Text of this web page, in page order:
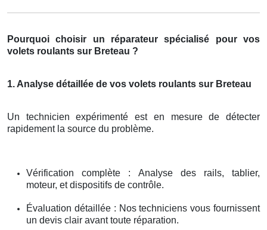
Pourquoi choisir un réparateur spécialisé pour vos
volets roulants sur Breteau ?
1. Analyse détaillée de vos volets roulants sur Breteau
Un technicien expérimenté est en mesure de détecter
rapidement la source du problème.
Vérification complète : Analyse des rails, tablier,
moteur, et dispositifs de contrôle.
Évaluation détaillée : Nos techniciens vous fournissent
un devis clair avant toute réparation.